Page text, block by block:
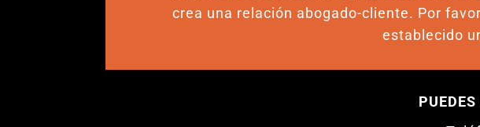
crea una relación abogado-cliente. Por
establecido